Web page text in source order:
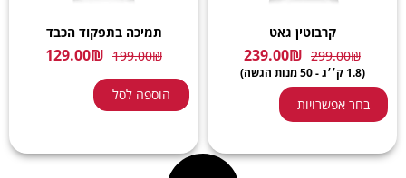
קרבוטין גאט
299.00₪
239.00₪
(1.8 ק׳׳ג - 50 מנות הגשה)
בחר אפשרויות
תמיכה בתפקוד הכבד
199.00₪
129.00₪
הוספה לסל